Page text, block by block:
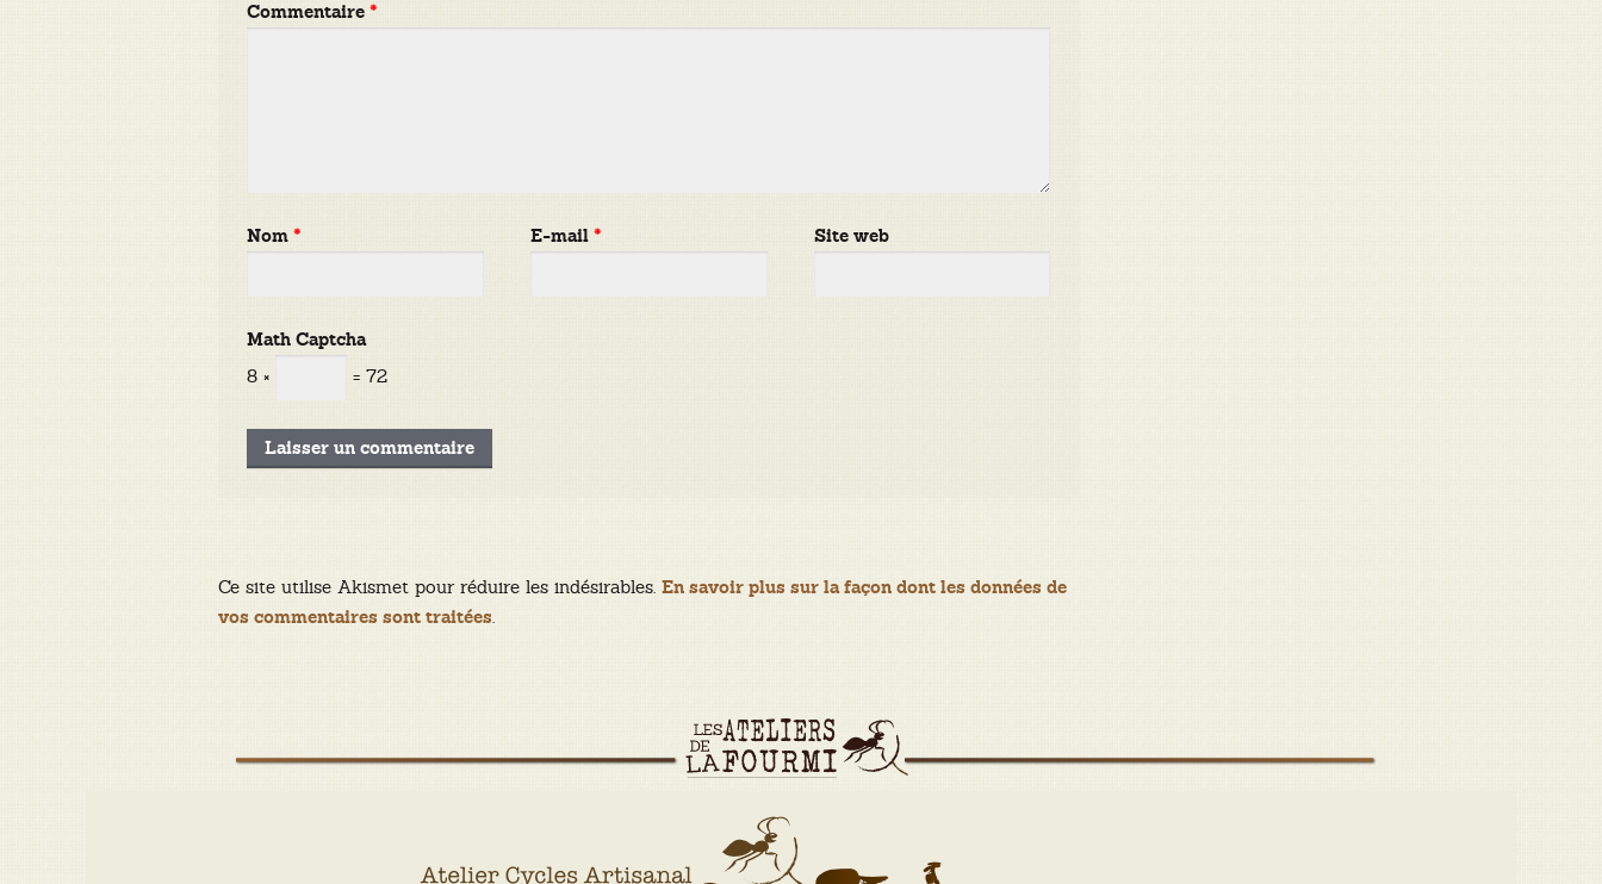
Commentaire*
Nom* E-mail* Site web
Math Captcha
8 ×
= 72
Ce site utilise Akismet pour réduire les indésirables.En savoir plus sur la façon dont les données de
vos commentaires sont traitées.